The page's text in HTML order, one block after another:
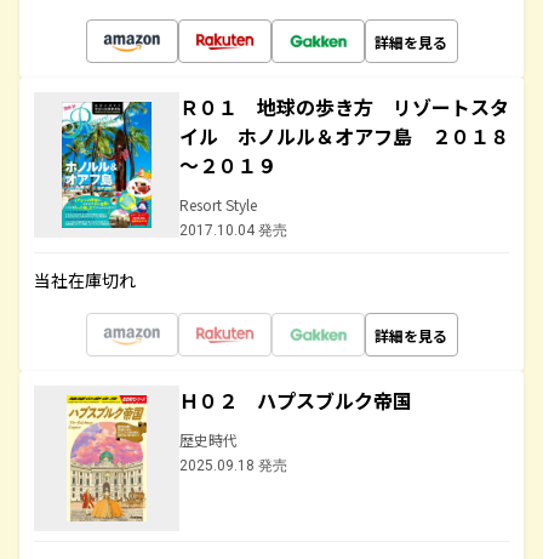
詳細を見る
Ｒ０１ 地球の歩き方 リゾートスタ
イル ホノルル＆オアフ島 ２０１８
～２０１９
Resort Style
2017.10.04 発売
当社在庫切れ
詳細を見る
Ｈ０２ ハプスブルク帝国
歴史時代
2025.09.18 発売